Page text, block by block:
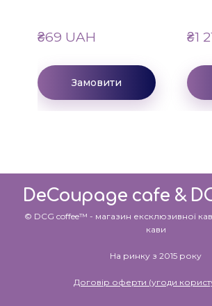
₴69 UAH
Замовити
₴1
DeCoupage cafe &
© DCG coffee™ - магазин ексклюзивної
кави
На ринку з 2015 року
Договір оферти (угоди